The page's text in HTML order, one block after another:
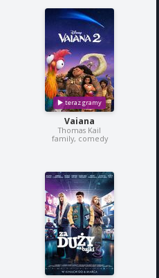
Vaiana
Thomas Kail
family, comedy